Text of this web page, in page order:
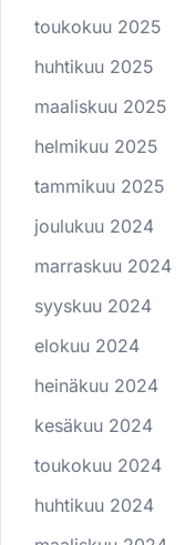
toukokuu 2025
huhtikuu 2025
maaliskuu 2025
helmikuu 2025
tammikuu 2025
joulukuu 2024
marraskuu 2024
syyskuu 2024
elokuu 2024
heinäkuu 2024
kesäkuu 2024
toukokuu 2024
huhtikuu 2024